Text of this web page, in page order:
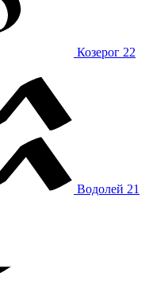
Козерог 22
Водолей 21